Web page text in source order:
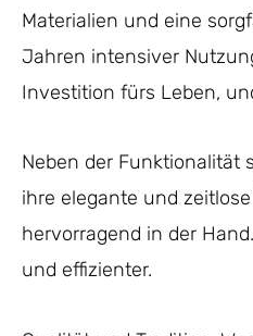
Materialien und eine
Jahren intensiver
Investition fürs Leben,
Neben der Funktionalität
ihre elegante und
hervorragend in der
und effizienter.